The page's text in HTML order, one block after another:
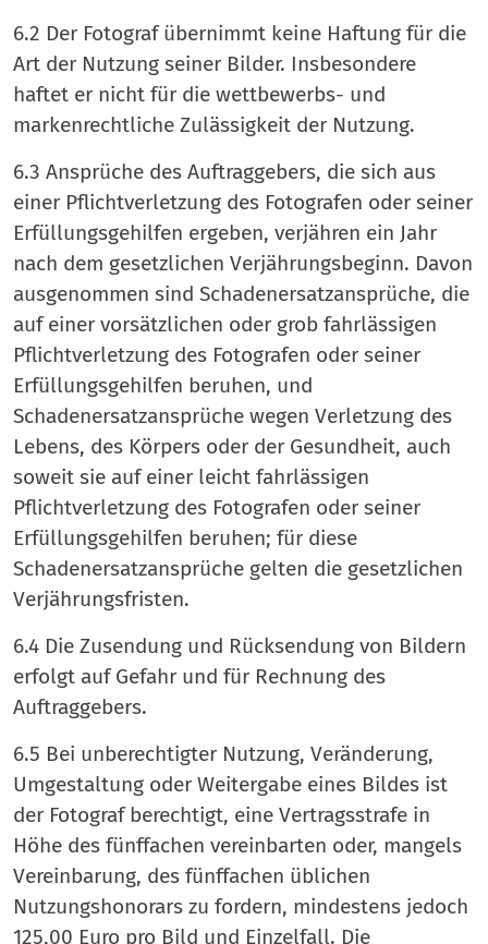
6.2 Der Fotograf übernimmt keine Haftung für die
Art der Nutzung seiner Bilder. Insbesondere
haftet er nicht für die wettbewerbs- und
markenrechtliche Zulässigkeit der Nutzung.
6.3 Ansprüche des Auftraggebers, die sich aus
einer Pflichtverletzung des Fotografen oder seiner
Erfüllungsgehilfen ergeben, verjähren ein Jahr
nach dem gesetzlichen Verjährungsbeginn. Davon
ausgenommen sind Schadenersatzansprüche, die
auf einer vorsätzlichen oder grob fahrlässigen
Pflichtverletzung des Fotografen oder seiner
Erfüllungsgehilfen beruhen, und
Schadenersatzansprüche wegen Verletzung des
Lebens, des Körpers oder der Gesundheit, auch
soweit sie auf einer leicht fahrlässigen
Pflichtverletzung des Fotografen oder seiner
Erfüllungsgehilfen beruhen; für diese
Schadenersatzansprüche gelten die gesetzlichen
Verjährungsfristen.
6.4 Die Zusendung und Rücksendung von Bildern
erfolgt auf Gefahr und für Rechnung des
Auftraggebers.
6.5 Bei unberechtigter Nutzung, Veränderung,
Umgestaltung oder Weitergabe eines Bildes ist
der Fotograf berechtigt, eine Vertragsstrafe in
Höhe des fünffachen vereinbarten oder, mangels
Vereinbarung, des fünffachen üblichen
Nutzungshonorars zu fordern, mindestens jedoch
125,00 Euro pro Bild und Einzelfall. Die